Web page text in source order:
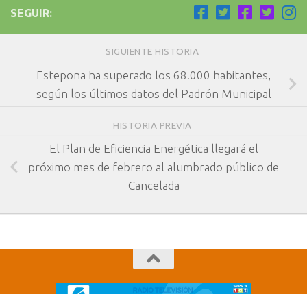
SEGUIR:
SIGUIENTE HISTORIA
Estepona ha superado los 68.000 habitantes,
según los últimos datos del Padrón Municipal
HISTORIA PREVIA
El Plan de Eficiencia Energética llegará el
próximo mes de febrero al alumbrado público de
Cancelada